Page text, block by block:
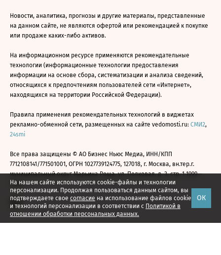
На нашем сайте используются cookie-файлы и технологии
персонализации. Продолжая пользоваться данным сайтом, вы
подтверждаете свое согласие на использование файлов cookie
и технологий персонализации в соответствии с Политикой в
отношении обработки персональных данных.
ОК
Новости, аналитика, прогнозы и другие материалы, представленные
на данном сайте, не являются офертой или рекомендацией к покупке
или продаже каких-либо активов.
На информационном ресурсе применяются рекомендательные
технологии (информационные технологии предоставления
информации на основе сбора, систематизации и анализа сведений,
относящихся к предпочтениям пользователей сети «Интернет»,
находящихся на территории Российской Федерации).
Правила применения рекомендательных технологий в виджетах
рекламно-обменной сети, размещенных на сайте vedomosti.ru: СМИ2,
24smi
Все права защищены © АО Бизнес Ньюс Медиа, ИНН/КПП
7712108141/771501001, ОГРН 1027739124775, 127018, г. Москва, вн.тер.г.
муниципальный округ Марьина Роща, ул. Полковая, д. 3, стр. 1 1999—
2026